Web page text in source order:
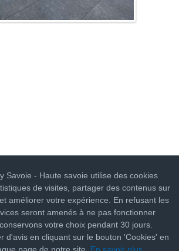
Légales
Savoie - Haute savoie utilise des cookies
de visites, partager des contenus sur
améliorer votre expérience. En refusant les
seront amenés à ne pas fonctionner
votre choix pendant 30 jours.
d'avis en cliquant sur le bouton 'Cookies' en